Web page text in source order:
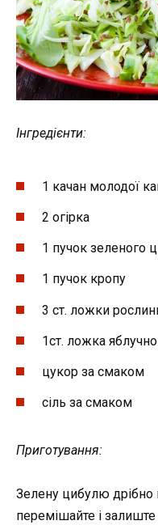
Інгредієнти:
1 качан молодої
2 огірка
1 пучок зеленого
1 пучок кропу
3 ст. ложки
1ст. ложка
цукор за смаком
сіль за смаком
Приготування:
Зелену цибулю дрібно
перемішайте і